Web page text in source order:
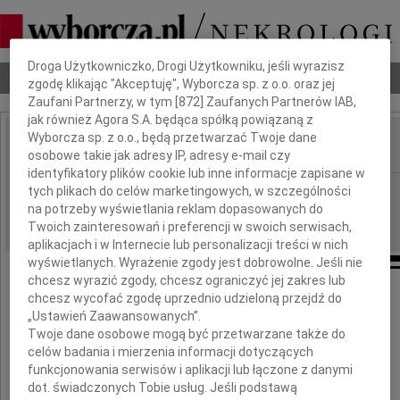
Nekrologi Odeszli Poradnik pogrzebowy
IMIĘ I NAZWISKO:
REGION: Kielce
DATA EMISJI: 03.04.2020
Koleżance
Alinie Celichowskiej
Dbamy o Twoją prywatność
Droga Użytkowniczko, Drogi Użytkowniku, jeśli wyrazisz
zgodę klikając "Akceptuję", Wyborcza sp. z o.o. oraz jej
Zaufani Partnerzy, w tym [872 ] Zaufanych Partnerów IAB,
jak również Agora S.A. będąca spółką powiązaną z
Wyborcza sp. z o.o., będą przetwarzać Twoje dane
osobowe takie jak adresy IP, adresy e-mail czy
identyfikatory plików cookie lub inne informacje zapisane w
tych plikach do celów marketingowych, w szczególności
na potrzeby wyświetlania reklam dopasowanych do
Twoich zainteresowań i preferencji w swoich serwisach,
aplikacjach i w Internecie lub personalizacji treści w nich
wyświetlanych. Wyrażenie zgody jest dobrowolne. Jeśli nie
chcesz wyrazić zgody, chcesz ograniczyć jej zakres lub
chcesz wycofać zgodę uprzednio udzieloną przejdź do
„Ustawień Zaawansowanych”.
Twoje dane osobowe mogą być przetwarzane także do
celów badania i mierzenia informacji dotyczących
funkcjonowania serwisów i aplikacji lub łączone z danymi
dot. świadczonych Tobie usług. Jeśli podstawą